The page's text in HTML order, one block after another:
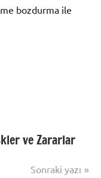
bozdurma ile
ve Zararlar
Sonraki yazı